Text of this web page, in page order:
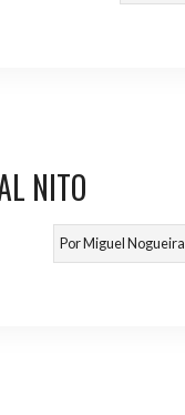
NITO
PorMiguel Nogueira